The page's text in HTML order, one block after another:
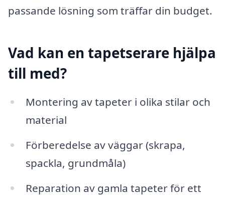
passande lösning som träffar din budget.
Vad kan en tapetserare hjälpa
till med?
Montering av tapeter i olika stilar och
material
Förberedelse av väggar (skrapa,
spackla, grundmåla)
Reparation av gamla tapeter för ett